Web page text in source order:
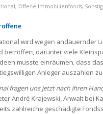
, Offene Immobilienfonds,
wird wegen andau­ern­der
betrof­fen, dar­un­ter viele
musste ein­räu­men, dass
Anle­ger aus­zah­len
fra­gen uns jetzt nach ihren
André Kra­jew­ski, Anwalt bei
zahl­rei­che geschä­digte